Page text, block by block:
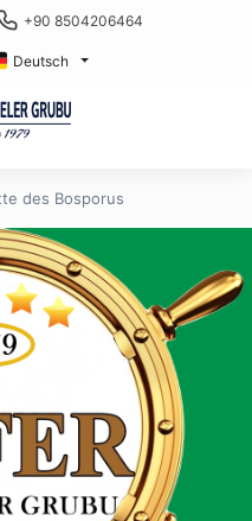
+90 8504206464
Deutsch
des Bosporus